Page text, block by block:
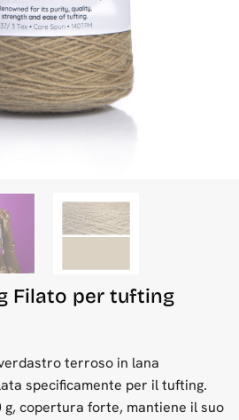
Filato per tufting
terroso in lana
specificamente per il tufting.
g, copertura forte, mantiene il suo